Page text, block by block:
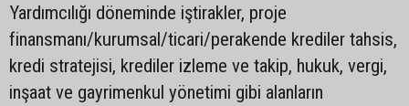
Yardımcılığı döneminde iştirakler, proje
finansmanı/kurumsal/ticari/perakende krediler tahsis,
kredi stratejisi, krediler izleme ve takip, hukuk, vergi,
inşaat ve gayrimenkul yönetimi gibi alanların